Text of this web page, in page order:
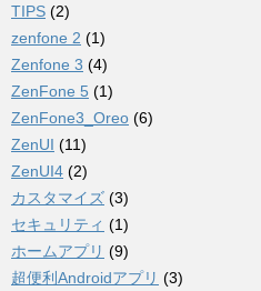
TIPS (2)
zenfone 2 (1)
Zenfone 3 (4)
ZenFone 5 (1)
ZenFone3_Oreo (6)
ZenUI (11)
ZenUI4 (2)
カスタマイズ (3)
セキュリティ (1)
ホームアプリ (9)
超便利Androidアプリ (3)